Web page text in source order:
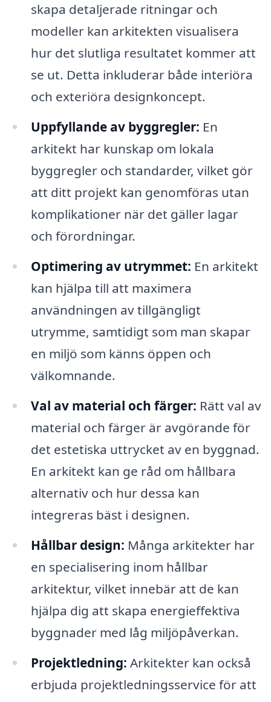
skapa detaljerade ritningar och
modeller kan arkitekten visualisera
hur det slutliga resultatet kommer att
se ut. Detta inkluderar både interiöra
och exteriöra designkoncept.
Uppfyllande av byggregler: En
arkitekt har kunskap om lokala
byggregler och standarder, vilket gör
att ditt projekt kan genomföras utan
komplikationer när det gäller lagar
och förordningar.
Optimering av utrymmet: En arkitekt
kan hjälpa till att maximera
användningen av tillgängligt
utrymme, samtidigt som man skapar
en miljö som känns öppen och
välkomnande.
Val av material och färger: Rätt val av
material och färger är avgörande för
det estetiska uttrycket av en byggnad.
En arkitekt kan ge råd om hållbara
alternativ och hur dessa kan
integreras bäst i designen.
Hållbar design: Många arkitekter har
en specialisering inom hållbar
arkitektur, vilket innebär att de kan
hjälpa dig att skapa energieffektiva
byggnader med låg miljöpåverkan.
Projektledning: Arkitekter kan också
erbjuda projektledningsservice för att